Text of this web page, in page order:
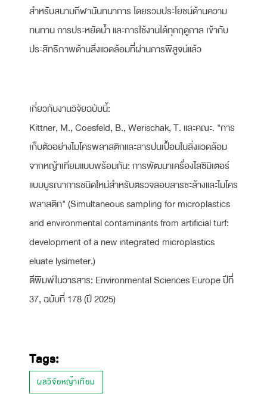
สำหรับสนามกีฬานันทนาการ โดยรวมประโยชน์ด้านความ
ทนทาน การประหยัดน้ำ และการใช้งานได้ทุกฤดูกาล เข้ากับ
ประสิทธิภาพด้านสิ่งแวดล้อมที่ผ่านการพิสูจน์แล้ว
เกี่ยวกับงานวิจัยฉบับนี้:
Kittner, M., Coesfeld, B., Werischak, T. และคณะ. "การ
เก็บตัวอย่างไมโครพลาสติกและสารปนเปื้อนในสิ่งแวดล้อม
จากหญ้าเทียมแบบพร้อมกัน: การพัฒนาเครื่องไลซิมิเตอร์
แบบบูรณาการชนิดใหม่สำหรับตรวจสอบสารชะล้างและไมโคร
พลาสติก" (Simultaneous sampling for microplastics
and environmental contaminants from artificial turf:
development of a new integrated microplastics
eluate lysimeter.)
ตีพิมพ์ในวารสาร: Environmental Sciences Europe ปีที่
37, ฉบับที่ 178 (ปี 2025)
Tags:
ผลวิจัยหญ้าเทียม